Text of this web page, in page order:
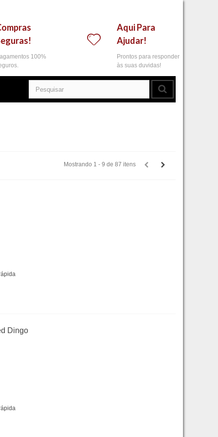
100%
Aqui Para
Ajudar!
Prontos para responder
às suas duvidas!
Mostrando 1 - 9 de 87 itens
Dingo